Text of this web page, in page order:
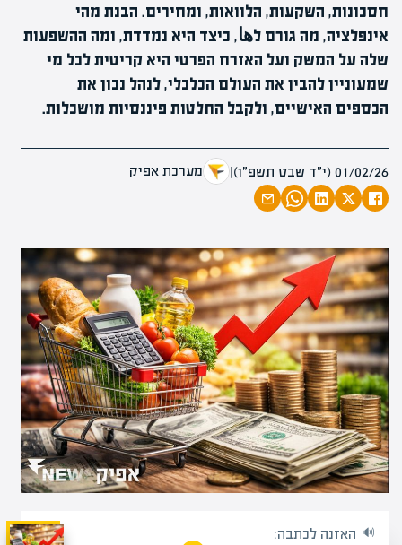
חסכונות, השקעות, הלוואות, ומחירים. הבנת מהי
אינפלציה, מה גורם לها, כיצד היא נמדדת, ומה ההשפעות
שלה על המשק ועל האזרח הפרטי היא קריטית לכל מי
שמעוניין להבין את העולם הכלכלי, לנהל נכון את
הכספים האישיים, ולקבל החלטות פיננסיות מושכלות.
01/02/26 (י״ד שבט תשפ״ו) | מערכת אפיק
האזנה לכתבה: